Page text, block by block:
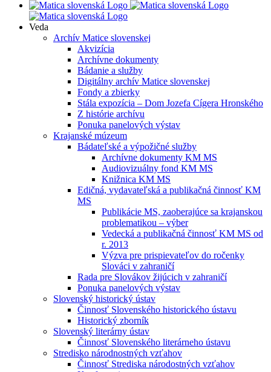
Veda
Archív Matice slovenskej
Akvizícia
Archívne dokumenty
Bádanie a služby
Digitálny archív Matice slovenskej
Fondy a zbierky
Stála expozícia – Dom Jozefa Cígera Hronského
Z histórie archívu
Ponuka panelových výstav
Krajanské múzeum
Bádateľské a výpožičné služby
Archívne dokumenty KM MS
Audiovizuálny fond KM MS
Knižnica KM MS
Edičná, vydavateľská a publikačná činnosť KM
MS
Publikácie MS, zaoberajúce sa krajanskou
problematikou – výber
Vedecká a publikačná činnosť KM MS od
r. 2013
Výzva pre prispievateľov do ročenky
Slováci v zahraničí
Rada pre Slovákov žijúcich v zahraničí
Ponuka panelových výstav
Slovenský historický ústav
Činnosť Slovenského historického ústavu
Historický zborník
Slovenský literárny ústav
Činnosť Slovenského literárneho ústavu
Stredisko národnostných vzťahov
Činnosť Strediska národostných vzťahov